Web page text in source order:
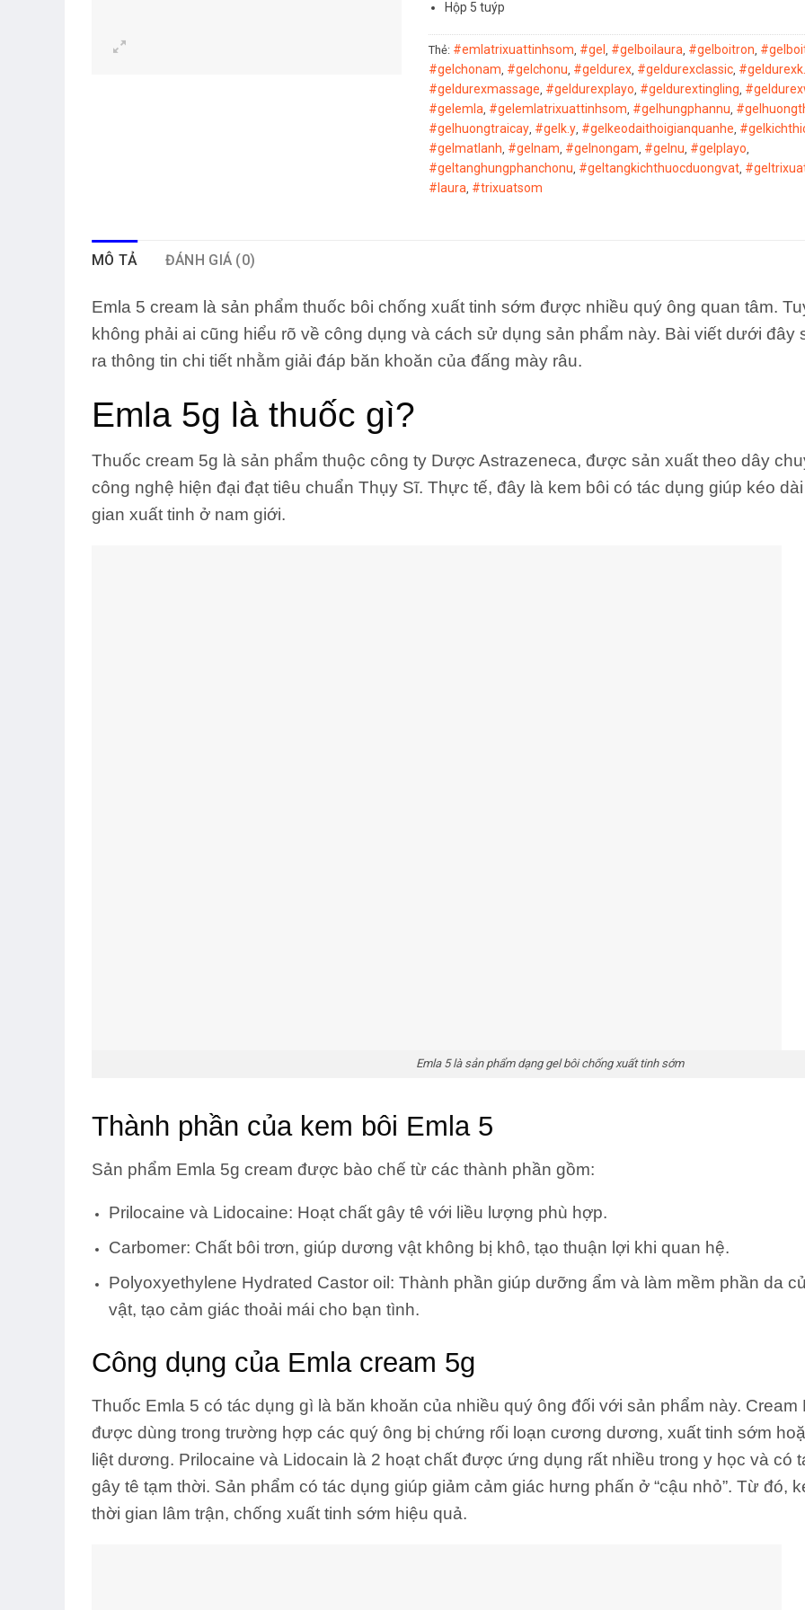
Hộp 5 tuýp
Thẻ: #emlatrixuattinhsom #gel #gelboilaura #gelboitron
#gelchonam #gelchonu #geldurex #geldurexclassic
#geldurexmassage #geldurexplayo #geldurextingling
#gelemla #gelemlatrixuattinhsom #gelhungphannu
#gelhuongtraicay #gelk.y #gelkeodaithoigianquanhe
#gelmatlanh #gelnam #gelnongam #gelnu #gelplayo
#geltanghungphanchonu #geltangkichthuocduongvat
#laura #trixuatsom
MÔ TẢ ĐÁNH GIÁ (0)
Emla 5 cream là sản phẩm thuốc bôi chống xuất tinh sớm được nhiều quý ông quan tâm.
không phải ai cũng hiểu rõ về công dụng và cách sử dụng sản phẩm này. Bài viết dưới đây
ra thông tin chi tiết nhằm giải đáp băn khoăn của đấng mày râu.
Emla 5g là thuốc gì?
Thuốc cream 5g là sản phẩm thuộc công ty Dược Astrazeneca, được sản xuất theo dây
công nghệ hiện đại đạt tiêu chuẩn Thụy Sĩ. Thực tế, đây là kem bôi có tác dụng giúp kéo
gian xuất tinh ở nam giới.
Emla 5 là sản phẩm dạng gel bôi chống xuất tinh sớm
Thành phần của kem bôi Emla 5
Sản phẩm Emla 5g cream được bào chế từ các thành phần gồm:
Prilocaine và Lidocaine: Hoạt chất gây tê với liều lượng phù hợp.
Carbomer: Chất bôi trơn, giúp dương vật không bị khô, tạo thuận lợi khi quan hệ.
Polyoxyethylene Hydrated Castor oil: Thành phần giúp dưỡng ẩm và làm mềm phần da
vật, tạo cảm giác thoải mái cho bạn tình.
Công dụng của Emla cream 5g
Thuốc Emla 5 có tác dụng gì là băn khoăn của nhiều quý ông đối với sản phẩm này. Cream
được dùng trong trường hợp các quý ông bị chứng rối loạn cương dương, xuất tinh sớm
liệt dương. Prilocaine và Lidocain là 2 hoạt chất được ứng dụng rất nhiều trong y học và có
gây tê tạm thời. Sản phẩm có tác dụng giúp giảm cảm giác hưng phấn ở “cậu nhỏ”. Từ đó,
thời gian lâm trận, chống xuất tinh sớm hiệu quả.